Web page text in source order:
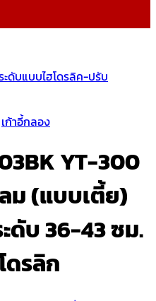
เก้าอี้กลอง
YT-300
ม (แบบเตี้ย)
ดับ 36-43 ซม.
ดรลิก